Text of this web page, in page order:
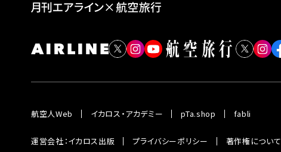
航空人Web イカロス・アカデミー pTa.shop fabli
運営会社：イカロス出版 プライバシーポリシー 著作権について